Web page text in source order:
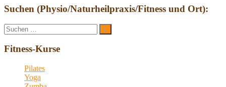
Suchen (Physio/Naturheilpraxis/Fitness und Ort):
Suche
nach:
Suchen
Fitness-Kurse
Pilates
Yoga